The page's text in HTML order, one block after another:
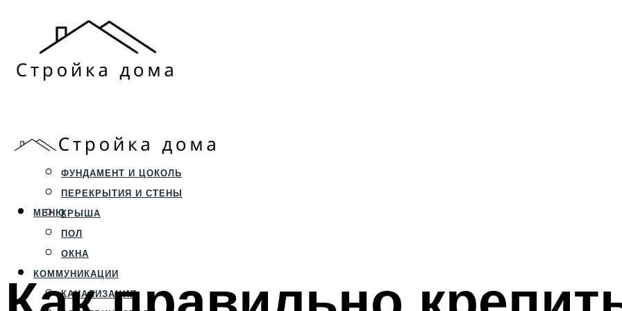
СТРОИТЕЛЬСТВО
ФУНДАМЕНТ И ЦОКОЛЬ
ПЕРЕКРЫТИЯ И СТЕНЫ
КРЫША
ПОЛ
ОКНА
КОММУНИКАЦИИ
КАНАЛИЗАЦИЯ
МЕНЮ